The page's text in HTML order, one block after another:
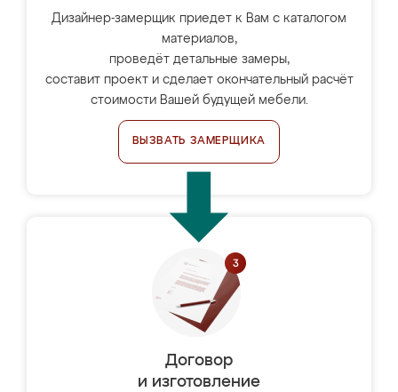
Дизайнер-замерщик приедет к Вам с каталогом
материалов,
проведёт детальные замеры,
составит проект и сделает окончательный расчёт
стоимости Вашей будущей мебели.
ВЫЗВАТЬ ЗАМЕРЩИКА
Договор
и изготовление